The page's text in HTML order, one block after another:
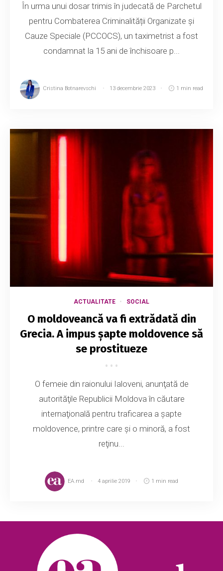
În urma unui dosar trimis în judecată de Parchetul
pentru Combaterea Criminalității Organizate și
Cauze Speciale (PCCOCS), un taximetrist a fost
condamnat la 15 ani de închisoare p...
Cristina Botnarevschi 13 decembrie 2023 1 min read
ACTUALITATE SOCIAL
O moldoveancă va fi extrădată din
Grecia. A impus șapte moldovence să
se prostitueze
O femeie din raionului Ialoveni, anunţată de
autorităţile Republicii Moldova în căutare
internaţională pentru traficarea a şapte
moldovence, printre care şi o minoră, a fost
reţinu...
EA.md 4 aprilie 2019 1 min read